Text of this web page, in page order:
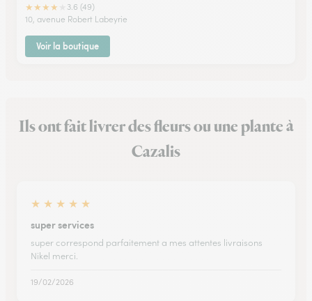
★★★★
3.6 (49)
10, avenue Robert Labeyrie
Voir la boutique
Ils ont fait livrer des fleurs ou une plante à
Cazalis
★ ★ ★ ★ ★
super services
super correspond parfaitement a mes attentes livraisons
Nikel merci.
19/02/2026